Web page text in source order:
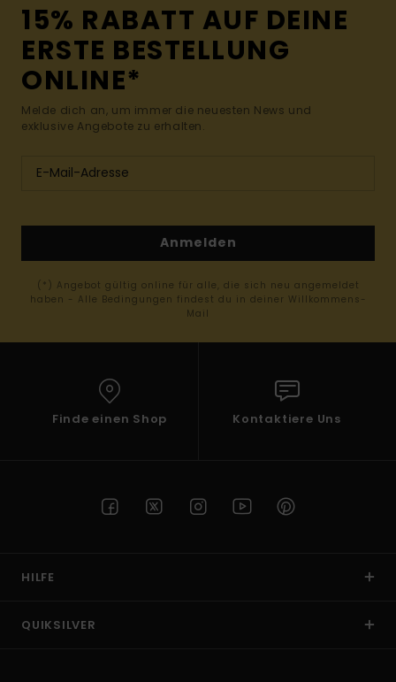
15% RABATT AUF DEINE
ERSTE BESTELLUNG
ONLINE*
Melde dich an, um immer die neuesten News und
exklusive Angebote zu erhalten.
Anmelden
(*) Angebot gültig online für alle, die sich neu angemeldet
haben - Alle Bedingungen findest du in deiner Willkommens-
Mail
Finde einen Shop Kontaktiere Uns
HILFE
QUIKSILVER